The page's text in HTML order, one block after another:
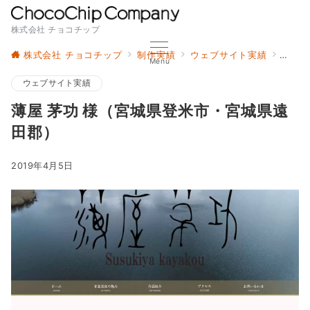
株式会社 チョコチップ
Menu
株式会社 チョコチップ 制作実績 ウェブサイト実績 薄屋
ウェブサイト実績
薄屋 茅功 様（宮城県登米市・宮城県遠
田郡）
2019年4月5日